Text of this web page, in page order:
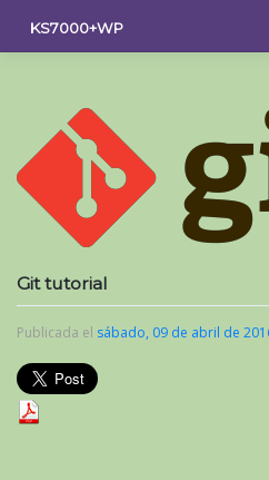
contenido
KS7000+WP
Git tutorial
Publicada el sábado, 09 de abril de